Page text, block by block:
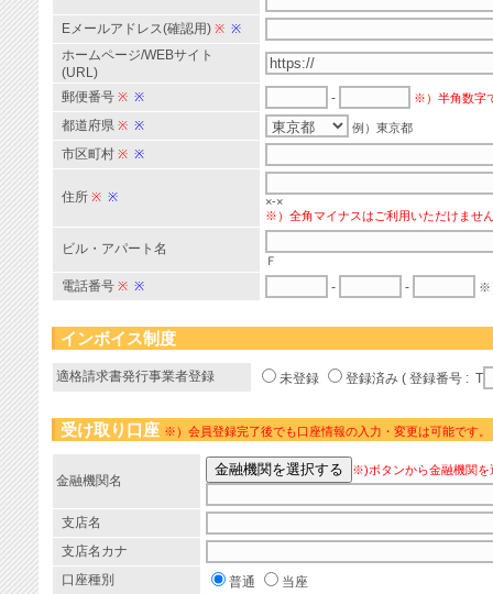
Eメールアドレス(確認用) ※ ※
ホームページ/WEBサイト
(URL)
郵便番号 ※ ※ - ※）半角数字
都道府県 ※ ※ 例）東京都
市区町村 ※ ※
住所 ※ ※
×-×
※）全角マイナスはご利用いただけませ
ビル・アパート名
Ｆ
電話番号 ※ ※ - - ※
インボイス制度
適格請求書発行事業者登録 未登録 登録済み ( 登録番号 : T
受け取り口座 ※）会員登録完了後でも口座情報の入力・変更は可能です。
金融機関名
※)ボタンから金融機関を
支店名
支店名カナ
口座種別
普通
当座